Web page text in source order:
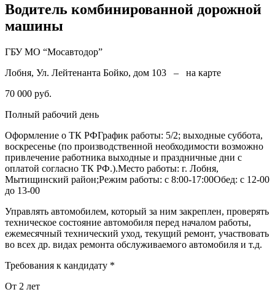
Водитель комбинированной дорожной
машины
ГБУ МО “Мосавтодор”
Лобня, Ул. Лейтенанта Бойко, дом 103 – на карте
70 000 руб.
Полный рабочий день
Оформление о ТК РФГрафик работы: 5/2; выходные суббота,
воскресенье (по производственной необходимости возможно
привлечение работника выходные и праздничные дни с
оплатой согласно ТК РФ.).Место работы: г. Лобня,
Мытищинский район;Режим работы: с 8:00-17:00Обед: с 12-00
до 13-00
Управлять автомобилем, который за ним закреплен, проверять
техническое состояние автомобиля перед началом работы,
ежемесячный технический уход, текущий ремонт, участвовать
во всех др. видах ремонта обслуживаемого автомобиля и т.д.
Требования к кандидату *
От 2 лет